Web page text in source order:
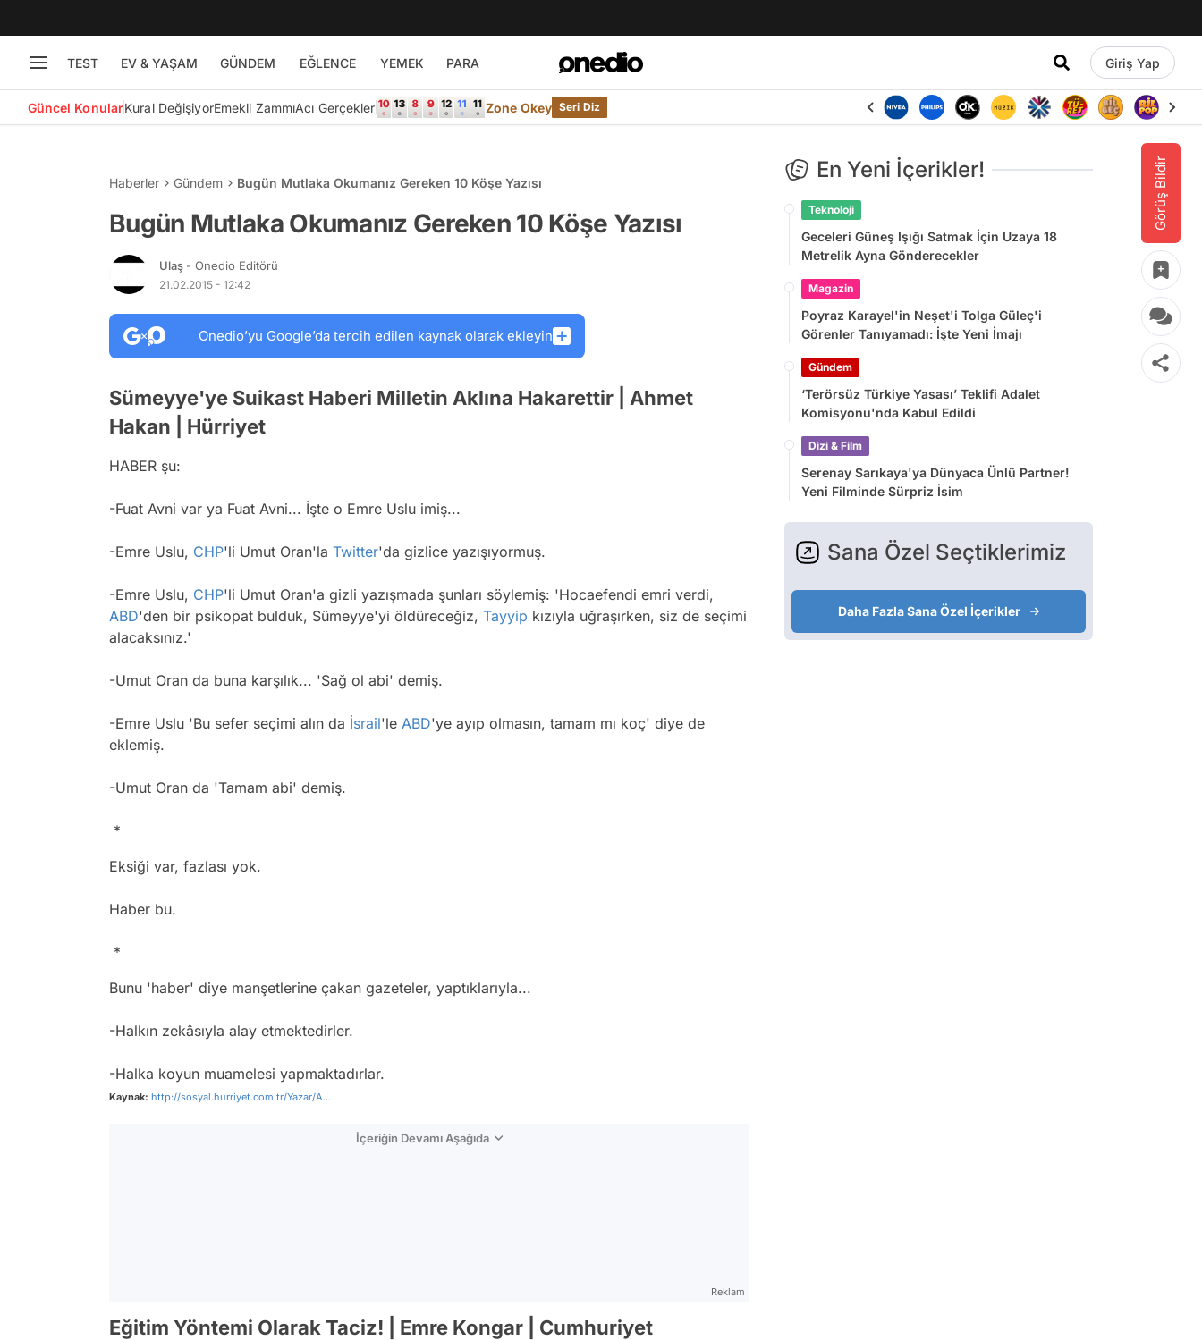
TEST EV & YAŞAM GÜNDEM EĞLENCE YEMEK PARA Giriş Yap
Güncel KonularKural DeğişiyorEmekli ZammıAcı Gerçekler Zone Okey Seri Diz
Görüş Bildir
Haberler Gündem Bugün Mutlaka Okumanız Gereken 10 Köşe Yazısı
Bugün Mutlaka Okumanız Gereken 10 Köşe Yazısı
Ulaş - Onedio Editörü
21.02.2015 - 12:42
Onedio’yu Google’da tercih edilen kaynak olarak ekleyin
Sümeyye'ye Suikast Haberi Milletin Aklına Hakarettir | Ahmet
Hakan | Hürriyet
HABER şu:
-Fuat Avni var ya Fuat Avni... İşte o Emre Uslu imiş...
-Emre Uslu, CHP'li Umut Oran'la Twitter'da gizlice yazışıyormuş.
-Emre Uslu, CHP'li Umut Oran'a gizli yazışmada şunları söylemiş: 'Hocaefendi emri verdi,
ABD'den bir psikopat bulduk, Sümeyye'yi öldüreceğiz, Tayyip kızıyla uğraşırken, siz de seçimi
alacaksınız.'
-Umut Oran da buna karşılık... 'Sağ ol abi' demiş.
-Emre Uslu 'Bu sefer seçimi alın da İsrail'le ABD'ye ayıp olmasın, tamam mı koç' diye de
eklemiş.
-Umut Oran da 'Tamam abi' demiş.
*
Eksiği var, fazlası yok.
Haber bu.
*
Bunu 'haber' diye manşetlerine çakan gazeteler, yaptıklarıyla...
-Halkın zekâsıyla alay etmektedirler.
-Halka koyun muamelesi yapmaktadırlar.
Kaynak: http://sosyal.hurriyet.com.tr/Yazar/A...
İçeriğin Devamı Aşağıda
Reklam
Eğitim Yöntemi Olarak Taciz! | Emre Kongar | Cumhuriyet
En Yeni İçerikler!
Teknoloji
Geceleri Güneş Işığı Satmak İçin Uzaya 18
Metrelik Ayna Gönderecekler
Magazin
Poyraz Karayel'in Neşet'i Tolga Güleç'i
Görenler Tanıyamadı: İşte Yeni İmajı
Gündem
‘Terörsüz Türkiye Yasası’ Teklifi Adalet
Komisyonu'nda Kabul Edildi
Dizi & Film
Serenay Sarıkaya'ya Dünyaca Ünlü Partner!
Yeni Filminde Sürpriz İsim
Sana Özel Seçtiklerimiz
Daha Fazla Sana Özel İçerikler